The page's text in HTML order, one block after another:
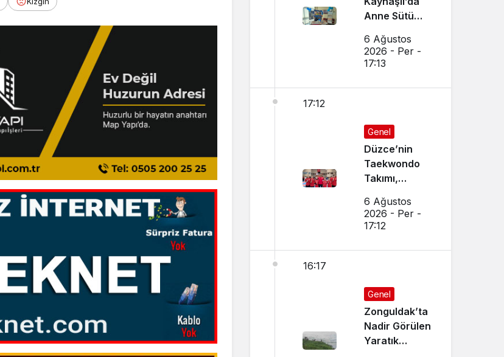
Anne Sütü
İçin Etkinlik
Düzenlendi
6 Ağustos
2026 - Per -
17:13
17:12
Genel
Düzce’nin
Taekwondo
Takımı,
Başarı
Sağladı
6 Ağustos
2026 - Per -
17:12
16:17
Genel
Zonguldak’ta
Nadir Görülen
Yaratık